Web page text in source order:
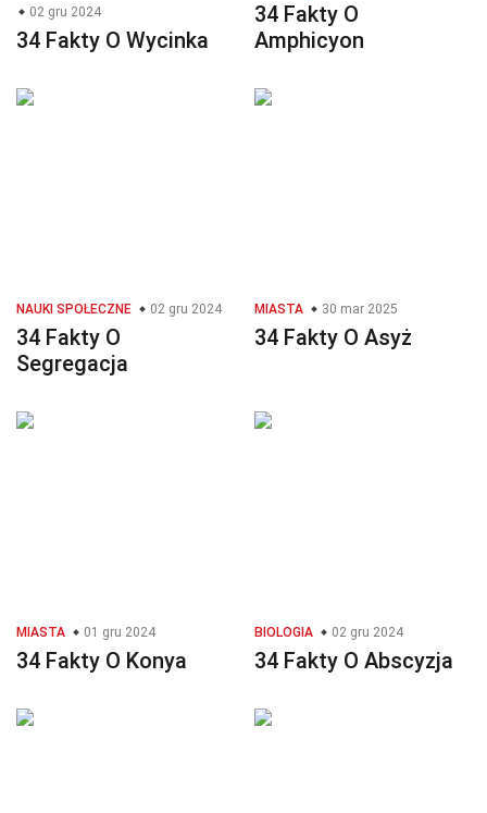
02 gru 2024
34 Fakty O Wycinka
34 Fakty O
Amphicyon
NAUKI SPOŁECZNE 02 gru 2024
34 Fakty O
Segregacja
MIASTA 30 mar 2025
34 Fakty O Asyż
MIASTA 01 gru 2024
34 Fakty O Konya
BIOLOGIA 02 gru 2024
34 Fakty O Abscyzja